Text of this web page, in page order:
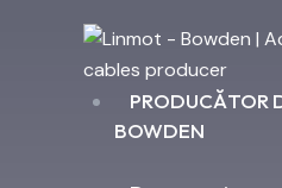
PRODUCĂTOR
BOWDEN